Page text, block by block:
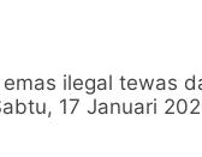
ilegal tewas
17 Januari